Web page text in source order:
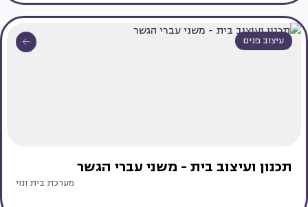
עיצוב פנים
תכנון ועיצוב בית - משני עברי הגשר
מערכת בית ונוי